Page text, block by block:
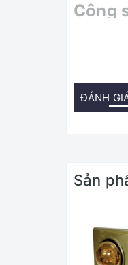
Công
Công
Đèn sưởi
Bóng đèn
ĐÁNH
Sản